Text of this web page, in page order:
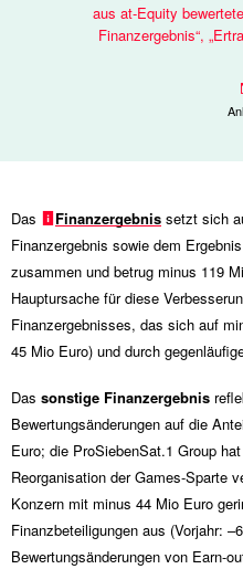
aus at-Equity
Finanzergebnis“,
Das Finanzergebnis setzt sich
Finanzergebnis sowie dem
zusammen und betrug minus 119
Hauptursache für diese
Finanzergebnisses, das sich auf
45 Mio Euro) und durch
Das sonstige Finanzergebnis
Bewertungsänderungen auf die
Euro; die ProSiebenSat.1 Group
Reorganisation der Games-Sparte
Konzern mit minus 44 Mio Euro
Finanzbeteiligungen aus (Vorjahr: –
Bewertungsänderungen von Earn-